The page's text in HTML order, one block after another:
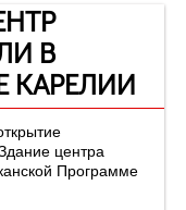
В
КАРЕЛИИ
центра
Программе